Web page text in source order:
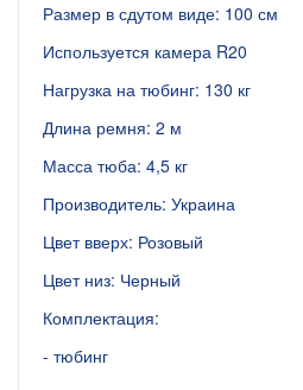
Размер в сдутом виде: 100 см
Используется камера R20
Нагрузка на тюбинг: 130 кг
Длина ремня: 2 м
Масса тюба: 4,5 кг
Производитель: Украина
Цвет вверх: Розовый
Цвет низ: Черный
Комплектация:
- тюбинг